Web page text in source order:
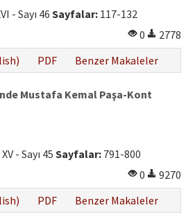
- Sayı 46 Sayfalar: 117-132
0
2778
PDF Benzer Makaleler
Mustafa Kemal Paşa-Kont
- Sayı 45 Sayfalar: 791-800
0
9270
PDF Benzer Makaleler